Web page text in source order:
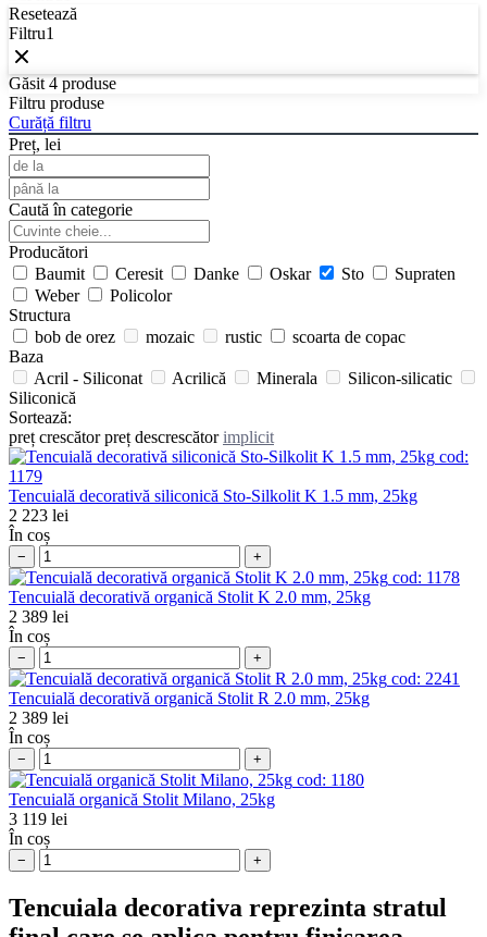
Resetează
Filtru1
Găsit 4 produse
Filtru produse
Curăță filtru
Preț, lei
Caută în categorie
Producători
Baumit
Ceresit Danke Oskar Sto
Supraten
Weber
Policolor
Structura
bob de orez
mozaic rustic
scoarta de copac
Baza
Acril - Siliconat
Acrilică Minerala
Silicon-silicatic
Siliconică
Sortează:
preț crescător preț descrescător implicit
cod:
1179
Tencuială decorativă siliconică Sto-Silkolit K 1.5 mm, 25kg
2 223 lei
În coș
− +
cod: 1178
Tencuială decorativă organică Stolit K 2.0 mm, 25kg
2 389 lei
În coș
− +
cod: 2241
Tencuială decorativă organică Stolit R 2.0 mm, 25kg
2 389 lei
În coș
− +
cod: 1180
Tencuială organică Stolit Milano, 25kg
3 119 lei
În coș
− +
Tencuiala decorativa reprezinta stratul